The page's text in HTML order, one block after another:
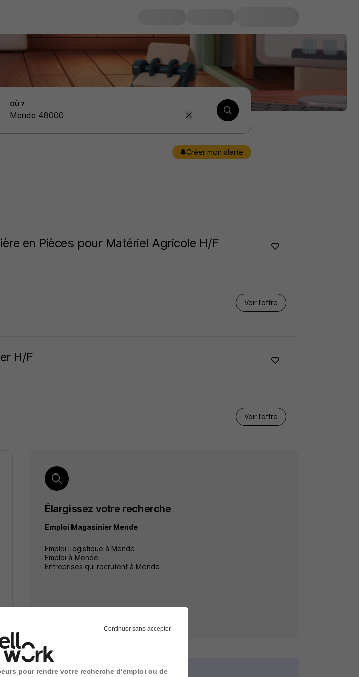
OÙ ?
Créer mon alerte
en Pièces pour Matériel Agricole H/F
Voir l’offre
H/F
Voir l’offre
Élargissez votre recherche
Emploi Magasinier Mende
Emploi Logistique à Mende
Emploi à Mende
Entreprises qui recrutent à Mende
Continuer sans accepter
pour rendre votre recherche d’emploi ou de